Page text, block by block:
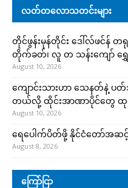
လတ်တလောသတင်းများ
တိုင်ဖွန်းမုန်တိုင်း ဒေါ်လ်ဖင်န်
တိုက်ခတ်၊ လူ တ သန်းကျော် ရွှေ့ပ
August 10, 2026
ကျောင်းသားဟာ သေနတ်နဲ့
တယ်လို့ ထိုင်းအာဏာပိုင်တွေ ထု
August 10, 2026
ရေပေါက်ပိတ်ဖို့ နိုင်ငံတော်အ
August 8, 2026
ကြော်ငြာ